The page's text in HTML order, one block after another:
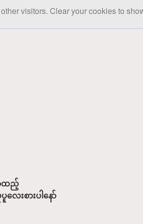
visitors. Clear your cookies to
ထည့်
းစားပါနော်